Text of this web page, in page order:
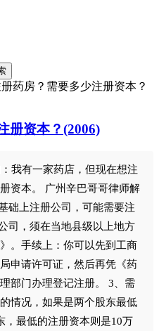
药房？需要多少注册资本？
册资本？(2006)
我有一家药店，但现在想注
资本。 广州辛巴哥哥律师解
础上注册公司，可能需要注
司，须在当地县级以上地方
。手续上：你可以先到工商
申请许可证，然后再凭《药
部门办理登记注册。 3、需
情况，如果是两个股东最低
，最低的注册资本则是10万